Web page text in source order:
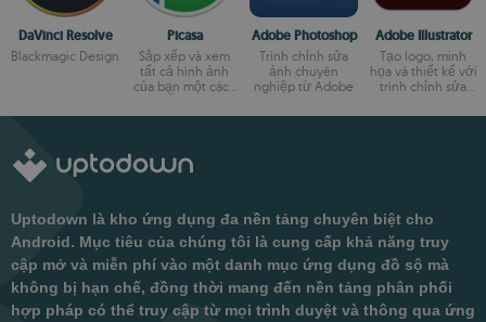
DaVinci Resolve
Blackmagic Design
Picasa
Sắp xếp và xem
tất cả hình ảnh
của bạn một cách
Adobe Photoshop
Trình chỉnh sửa
ảnh chuyên
nghiệp từ Adobe
Adobe Illustrator
Tạo logo, minh
họa và thiết kế với
trình chỉnh sửa
Uptodown là kho ứng dụng đa nền tảng chuyên biệt cho
Android. Mục tiêu của chúng tôi là cung cấp khả năng truy
cập mở và miễn phí vào một danh mục ứng dụng đồ sộ mà
không bị hạn chế, đồng thời mang đến nền tảng phân phối
hợp pháp có thể truy cập từ mọi trình duyệt và thông qua ứng